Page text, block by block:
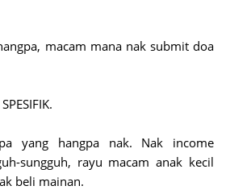
macam mana nak submit doa
yang hangpa nak. Nak income
sungguh, rayu macam anak kecil
beli mainan.